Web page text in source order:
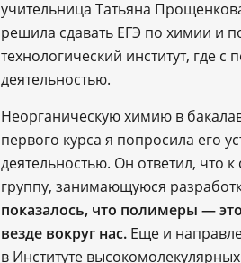
учительница Татьяна
решила сдавать ЕГЭ по химии и
технологический институт, где
деятельностью.
Неорганическую химию в
первого курса я попросила его
деятельностью. Он ответил, что
группу, занимающуюся
показалось, что полимеры —
везде вокруг нас. Еще и
в Институте